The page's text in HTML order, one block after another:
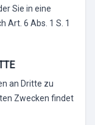
Sie in eine
Art. 6 Abs. 1 S. 1
an Dritte zu
Zwecken findet